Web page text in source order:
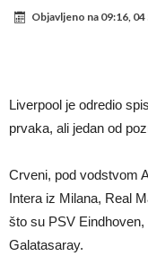
Objavljeno na 09:16,
Liverpool je odredio
prvaka, ali jedan od
Crveni, pod vodstvom
Intera iz Milana, Real
što su PSV
Galatasaray.